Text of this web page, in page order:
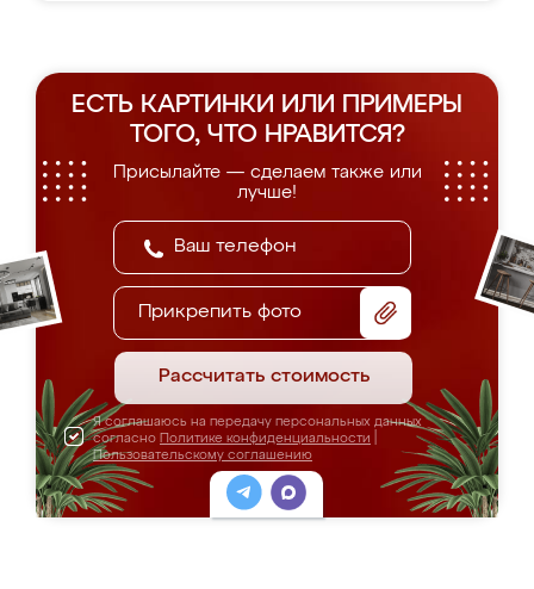
ЕСТЬ КАРТИНКИ ИЛИ ПРИМЕРЫ
ТОГО, ЧТО НРАВИТСЯ?
Присылайте — сделаем также или
лучше!
Прикрепить фото
Рассчитать стоимость
Я соглашаюсь на передачу персональных данных
согласно Политике конфиденциальности
Пользовательскому соглашению